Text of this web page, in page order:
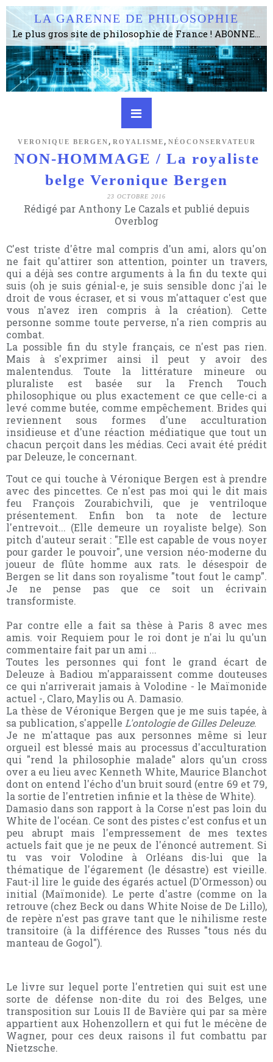
LA GARENNE DE PHILOSOPHIE
Le plus gros site de philosophie de France ! ABONNEZ-VOUS ! 4115 Articles, 1634 abonné·e·s, depuis 2006 . . . . . . . . 2 852 214 pages vues jusqu'à présent. Prestance et être apte à un plus grand nombre de choses.
VERONIQUE BERGEN , ROYALISME , NÉOCONSERVATEUR
NON-HOMMAGE / La royaliste
belge Veronique Bergen
23 OCTOBRE 2016
Rédigé par Anthony Le Cazals et publié depuis
Overblog
C'est triste d'être mal compris d'un ami, alors qu'on
ne fait qu'attirer son attention, pointer un travers,
qui a déjà ses contre arguments à la fin du texte qui
suis (oh je suis génial-e, je suis sensible donc j'ai le
droit de vous écraser, et si vous m'attaquer c'est que
vous n'avez iren compris à la création). Cette
personne somme toute perverse, n'a rien compris au
combat.
La possible fin du style français, ce n'est pas rien.
Mais à s'exprimer ainsi il peut y avoir des
malentendus. Toute la littérature mineure ou
pluraliste est basée sur la French Touch
philosophique ou plus exactement ce que celle-ci a
levé comme butée, comme empêchement. Brides qui
reviennent sous formes d'une acculturation
insidieuse et d'une réaction médiatique que tout un
chacun perçoit dans les médias. Ceci avait été prédit
par Deleuze, le concernant.
Tout ce qui touche à Véronique Bergen est à prendre
avec des pincettes. Ce n'est pas moi qui le dit mais
feu François Zourabichvili, que je ventriloque
présentement. Enfin bon ta note de lecture
l'entrevoit... (Elle demeure un royaliste belge). Son
pitch d'auteur serait : "Elle est capable de vous noyer
pour garder le pouvoir", une version néo-moderne du
joueur de flûte homme aux rats. le désespoir de
Bergen se lit dans son royalisme "tout fout le camp".
Je ne pense pas que ce soit un écrivain
transformiste.
Par contre elle a fait sa thèse à Paris 8 avec mes
amis. voir Requiem pour le roi dont je n'ai lu qu'un
commentaire fait par un ami ...
Toutes les personnes qui font le grand écart de
Deleuze à Badiou m'apparaissent comme douteuses
ce qui n'arriverait jamais à Volodine - le Maïmonide
actuel -, Claro, Maylis ou A. Damasio.
La thèse de Véronique Bergen que je me suis tapée, à
sa publication, s'appelle L'ontologie de Gilles Deleuze.
Je ne m'attaque pas aux personnes même si leur
orgueil est blessé mais au processus d'acculturation
qui "rend la philosophie malade" alors qu'un cross
over a eu lieu avec Kenneth White, Maurice Blanchot
dont on entend l'écho d'un bruit sourd (entre 69 et 79,
la sortie de l'entretien infinie et la thèse de White).
Damasio dans son rapport à la Corse n'est pas loin du
White de l'océan. Ce sont des pistes c'est confus et un
peu abrupt mais l'empressement de mes textes
actuels fait que je ne peux de l'énoncé autrement. Si
tu vas voir Volodine à Orléans dis-lui que la
thématique de l'égarement (le désastre) est vieille.
Faut-il lire le guide des égarés actuel (D'Ormesson) ou
initial (Maïmonide). Le perte d'astre (comme on la
retrouve (chez Beck ou dans White Noise de De Lillo),
de repère n'est pas grave tant que le nihilisme reste
transitoire (à la différence des Russes "tous nés du
manteau de Gogol").
Le livre sur lequel porte l'entretien qui suit est une
sorte de défense non-dite du roi des Belges, une
transposition sur Louis II de Bavière qui par sa mère
appartient aux Hohenzollern et qui fut le mécène de
Wagner, pour ces deux raisons il fut combattu par
Nietzsche.